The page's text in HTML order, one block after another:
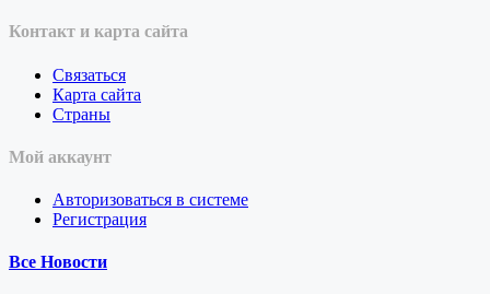
Контакт и карта сайта
Связаться
Карта сайта
Страны
Мой аккаунт
Авторизоваться в системе
Регистрация
Все Новости